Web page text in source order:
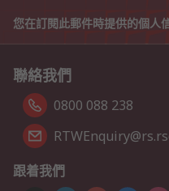
您在訂閱此郵件時提供的個人
聯絡我們
0800 088 238
跟着我們